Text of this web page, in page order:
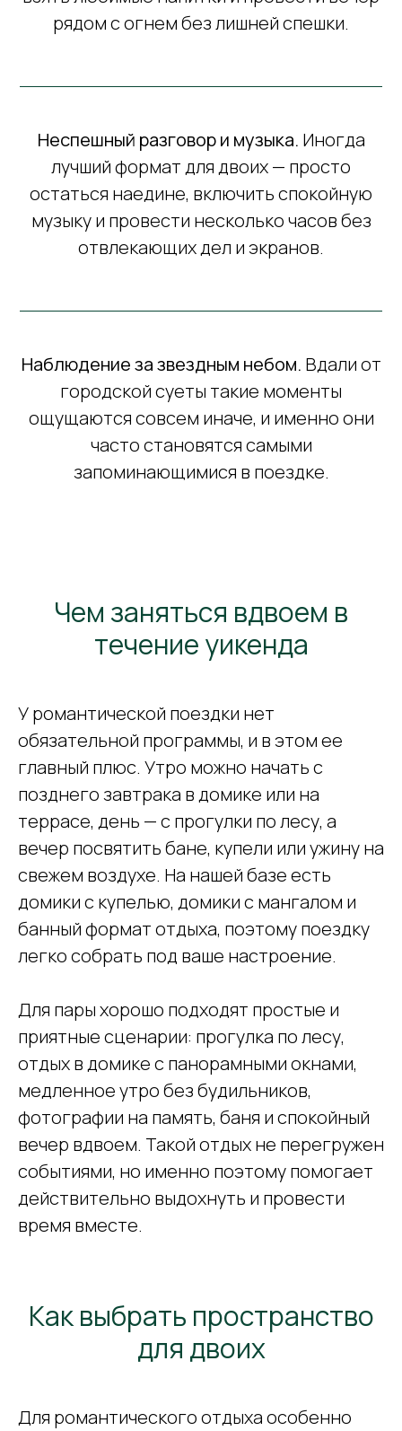
рядом с огнем без лишней спешки.
Неспешный разговор и музыка. Иногда
лучший формат для двоих — просто
остаться наедине, включить спокойную
музыку и провести несколько часов без
отвлекающих дел и экранов.
Наблюдение за звездным небом. Вдали от
городской суеты такие моменты
ощущаются совсем иначе, и именно они
часто становятся самыми
запоминающимися в поездке.
Чем заняться вдвоем в
течение уикенда
У романтической поездки нет
обязательной программы, и в этом ее
главный плюс. Утро можно начать с
позднего завтрака в домике или на
террасе, день — с прогулки по лесу, а
вечер посвятить бане, купели или ужину на
свежем воздухе. На нашей базе есть
домики с купелью, домики с мангалом и
банный формат отдыха, поэтому поездку
легко собрать под ваше настроение.
Для пары хорошо подходят простые и
приятные сценарии: прогулка по лесу,
отдых в домике с панорамными окнами,
медленное утро без будильников,
фотографии на память, баня и спокойный
вечер вдвоем. Такой отдых не перегружен
событиями, но именно поэтому помогает
действительно выдохнуть и провести
время вместе.
Как выбрать пространство
для двоих
Для романтического отдыха особенно